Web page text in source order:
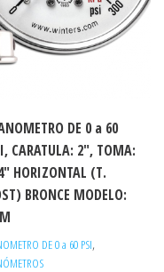
DE 0 a 60
CARATULA: 2″, TOMA:
HORIZONTAL (T.
BRONCE MODELO:
DE 0 a 60 PSI,